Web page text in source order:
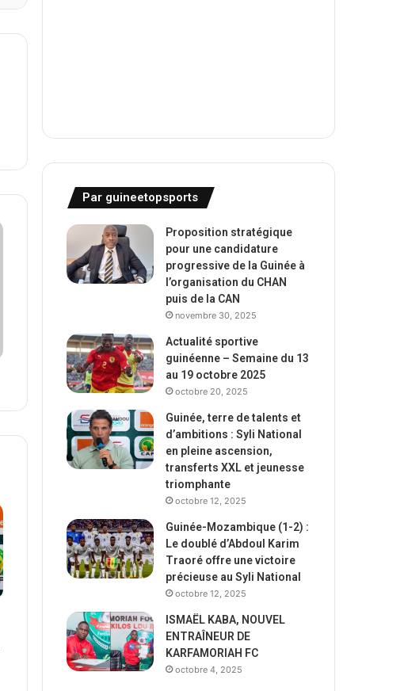
Par guineetopsports
Proposition stratégique
pour une candidature
progressive de la Guinée à
l’organisation du CHAN
puis de la CAN
novembre 30, 2025
Actualité sportive
guinéenne – Semaine du 13
au 19 octobre 2025
octobre 20, 2025
Guinée, terre de talents et
d’ambitions : Syli National
en pleine ascension,
transferts XXL et jeunesse
triomphante
octobre 12, 2025
Guinée-Mozambique (1-2) :
Le doublé d’Abdoul Karim
Traoré offre une victoire
précieuse au Syli National
octobre 12, 2025
ISMAËL KABA, NOUVEL
ENTRAÎNEUR DE
KARFAMORIAH FC
octobre 4, 2025